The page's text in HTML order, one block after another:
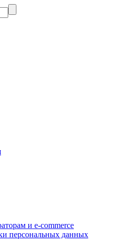
и e-commerce
персональных данных